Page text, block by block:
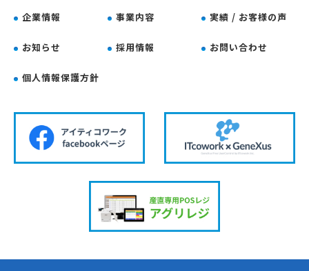
企業情報 事業内容 実績 / お客様の声
お知らせ 採用情報 お問い合わせ
個人情報保護方針